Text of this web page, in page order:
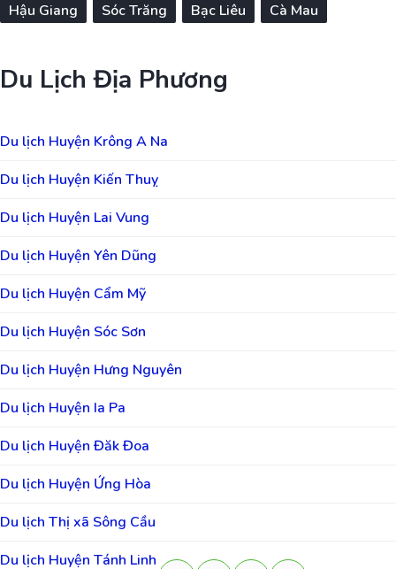
Hậu Giang
Sóc Trăng Bạc Liêu Cà Mau
Du Lịch Địa Phương
Du lịch Huyện Krông A Na
Du lịch Huyện Kiến Thuỵ
Du lịch Huyện Lai Vung
Du lịch Huyện Yên Dũng
Du lịch Huyện Cẩm Mỹ
Du lịch Huyện Sóc Sơn
Du lịch Huyện Hưng Nguyên
Du lịch Huyện Ia Pa
Du lịch Huyện Đăk Đoa
Du lịch Huyện Ứng Hòa
Du lịch Thị xã Sông Cầu
Du lịch Huyện Tánh Linh